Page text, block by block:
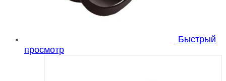
Быстрый
просмотр